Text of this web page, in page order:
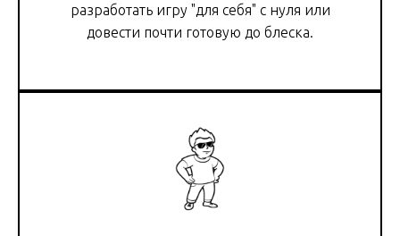
разработать игру "для себя" с нуля или
довести почти готовую до блеска.